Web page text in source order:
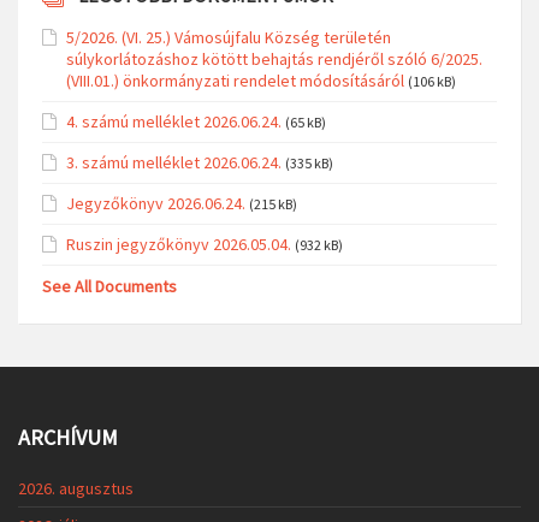
5/2026. (VI. 25.) Vámosújfalu Község területén
súlykorlátozáshoz kötött behajtás rendjéről szóló 6/2025.
(VIII.01.) önkormányzati rendelet módosításáról (106 kB)
4. számú melléklet 2026.06.24. (65 kB)
3. számú melléklet 2026.06.24. (335 kB)
Jegyzőkönyv 2026.06.24. (215 kB)
Ruszin jegyzőkönyv 2026.05.04. (932 kB)
See All Documents
ARCHÍVUM
2026. augusztus